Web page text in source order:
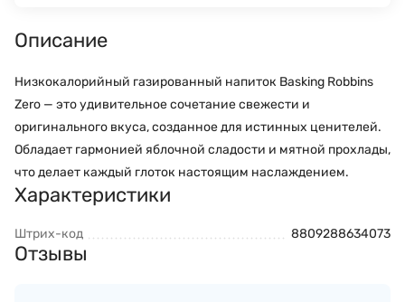
Описание
Низкокалорийный газированный напиток Basking Robbins
Zero — это удивительное сочетание свежести и
оригинального вкуса, созданное для истинных ценителей.
Обладает гармонией яблочной сладости и мятной прохлады,
что делает каждый глоток настоящим наслаждением.
Характеристики
Штрих-код 8809288634073
Отзывы